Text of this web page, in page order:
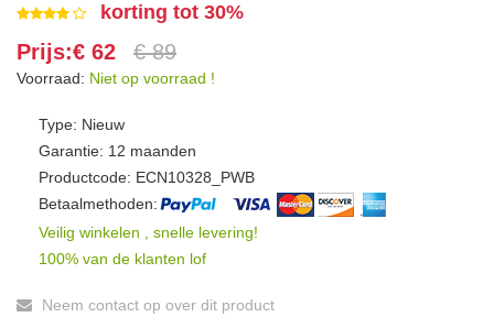
korting tot 30%
Prijs:€ 62 € 89
Voorraad: Niet op voorraad !
Type: Nieuw
Garantie: 12 maanden
Productcode: ECN10328_PWB
Betaalmethoden:
Veilig winkelen , snelle levering!
100% van de klanten lof
Neem contact op over dit product